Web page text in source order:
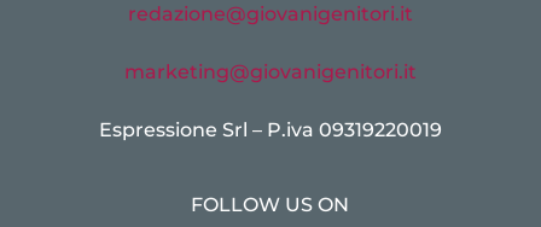
redazione@giovanigenitori.it
marketing@giovanigenitori.it
Espressione Srl – P.iva 09319220019
FOLLOW US ON